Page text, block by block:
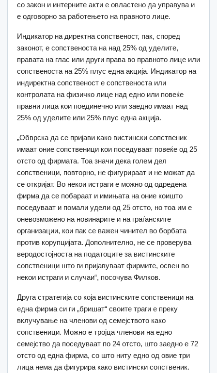
со закон и интерните акти е овластено да управува и
е одговорно за работењето на правното лице.
Индикатор на директна сопственост, пак, според
законот, е сопственоста на над 25% од уделите,
правата на глас или други права во правното лице или
сопственоста на 25% плус една акција. Индикатор на
индиректна сопственост е сопственоста или
контролата на физичко лице над едно или повеќе
правни лица кои поединечно или заедно имаат над
25% од уделите или 25% плус една акција.
„Обврска да се пријави како вистински сопственик
имаат оние сопственици кои поседуваат повеќе од 25
отсто од фирмата. Тоа значи дека голем дел
сопственици, повторно, не фигурираат и не можат да
се откријат. Во некои истраги е можно од одредена
фирма да се побараат и имињата на оние коишто
поседуваат и помали удели од 25 отсто, но тоа им е
оневозможено на новинарите и на граѓанските
организации, кои пак се важен чинител во борбата
против корупцијата. Дополнително, не се проверува
веродостојноста на податоците за вистинските
сопственици што ги пријавуваат фирмите, освен во
некои истраги и случаи“, посочува Филков.
Друга стратегија со која вистинските сопственици на
една фирма си ги „бришат“ своите траги е преку
вклучување на членови од семејството како
сопственици. Можно е тројца членови на едно
семејство да поседуваат по 24 отсто, што заедно е 72
отсто од една фирма, со што ниту едно од овие три
лица нема да фигурира како вистински сопственик.